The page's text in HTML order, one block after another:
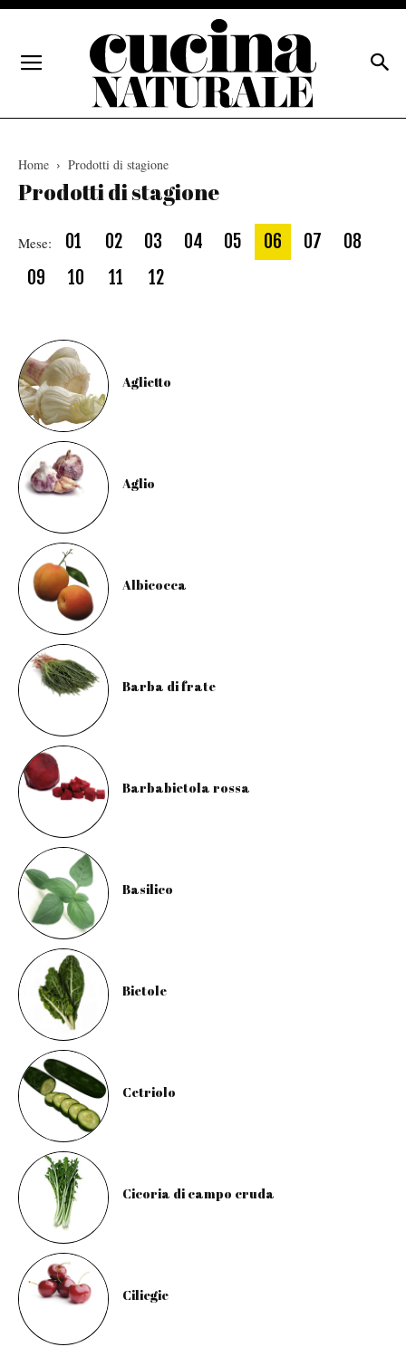
Home Prodotti di stagione
Prodotti di stagione
Mese: 01 02 03 04 05 06 07
08
09
10 11 12
Aglietto
Aglio
Albicocca
Barba di frate
Barbabietola rossa
Basilico
Bietole
Cetriolo
Cicoria di campo cruda
Ciliegie